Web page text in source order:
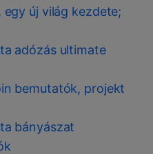
új világ kezdete;
adózás ultimate
bemutatók, projekt
bányászat